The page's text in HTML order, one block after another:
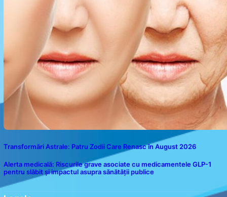
Transformări Astrale: Patru Zodii Care Renasc în August 2026
Alerta medicală: Riscurile grave asociate cu medicamentele GLP-1
pentru slăbit și impactul asupra sănătății publice